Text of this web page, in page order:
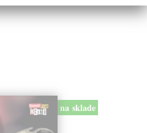
na sklade